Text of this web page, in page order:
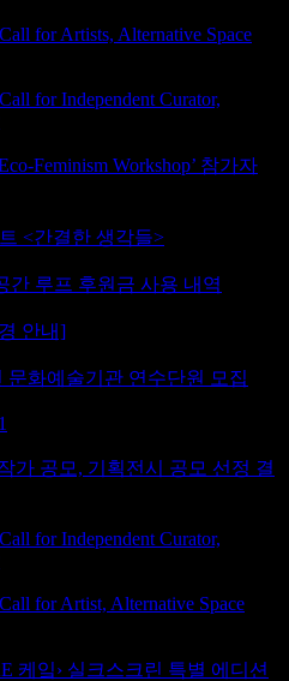
for Artists, Alternative Space
for Independent Curator,
Feminism Workshop’ 참가자
<간결한 생각들>
간 루프 후원금 사용 내역
안내]
문화예술기관 연수단원 모집
가 공모, 기획전시 공모 선정 결
for Independent Curator,
for Artist, Alternative Space
케잌› 실크스크린 특별 에디션